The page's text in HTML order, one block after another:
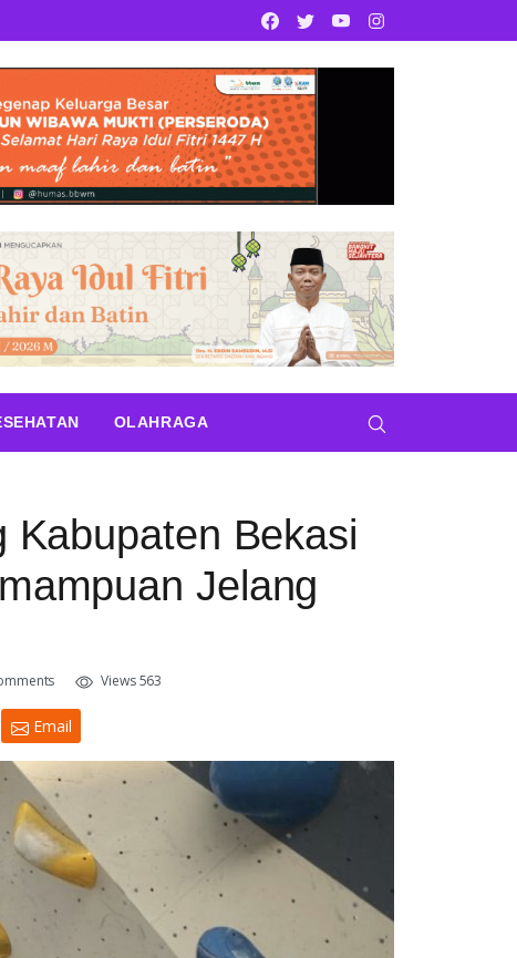
Facebook
TwitterYoutube
OLAHRAGA
Kabupaten Bekasi
Jelang
Views 563
Email